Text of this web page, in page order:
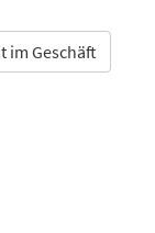
im Geschäft